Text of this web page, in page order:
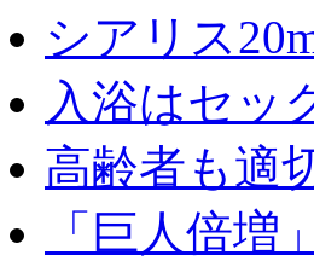
シアリス
入浴はセッ
高齢者も適
「巨人倍